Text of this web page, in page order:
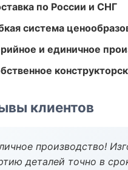
по России и СНГ
система
и единичное
клиентов
производство!
деталей точно в